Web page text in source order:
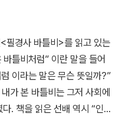
믿음을 줄 수는 없었던 것일
그를 '어이~ 프레드릭' 이라
은 행동만이 옳다고 믿었던
릭이 존재하고 있음을. 그들
. 그런 의미로 이 동화의 명장
한다. ' 프레드릭 넌 왜 일
일하고 있어. 난 춥고 어두운
에서 노랑, 파랑, 빨강, 초록
. 마지막으로 들쥐 네 마리가
편의 시처럼 들려줍니다. 프
들은 남은 겨울을 춥지 않게
고 프레드릭을 무리에서 소
사실 프레드릭을 시인으로
와 다른 프레드릭을 인정하
필경사 바틀비>를 읽고 있는
틀비처럼” 이란 말을 들어
이라는 말은 무슨 뜻일까?”
가 본 바틀비는 그저 사회에
. 책을 읽은 선배 역시 “인생